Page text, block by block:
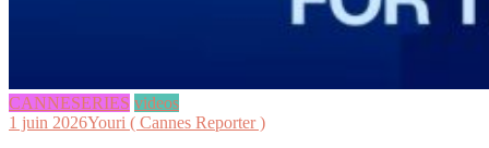
CANNESERIES videos
1 juin 2026Youri ( Cannes Reporter )